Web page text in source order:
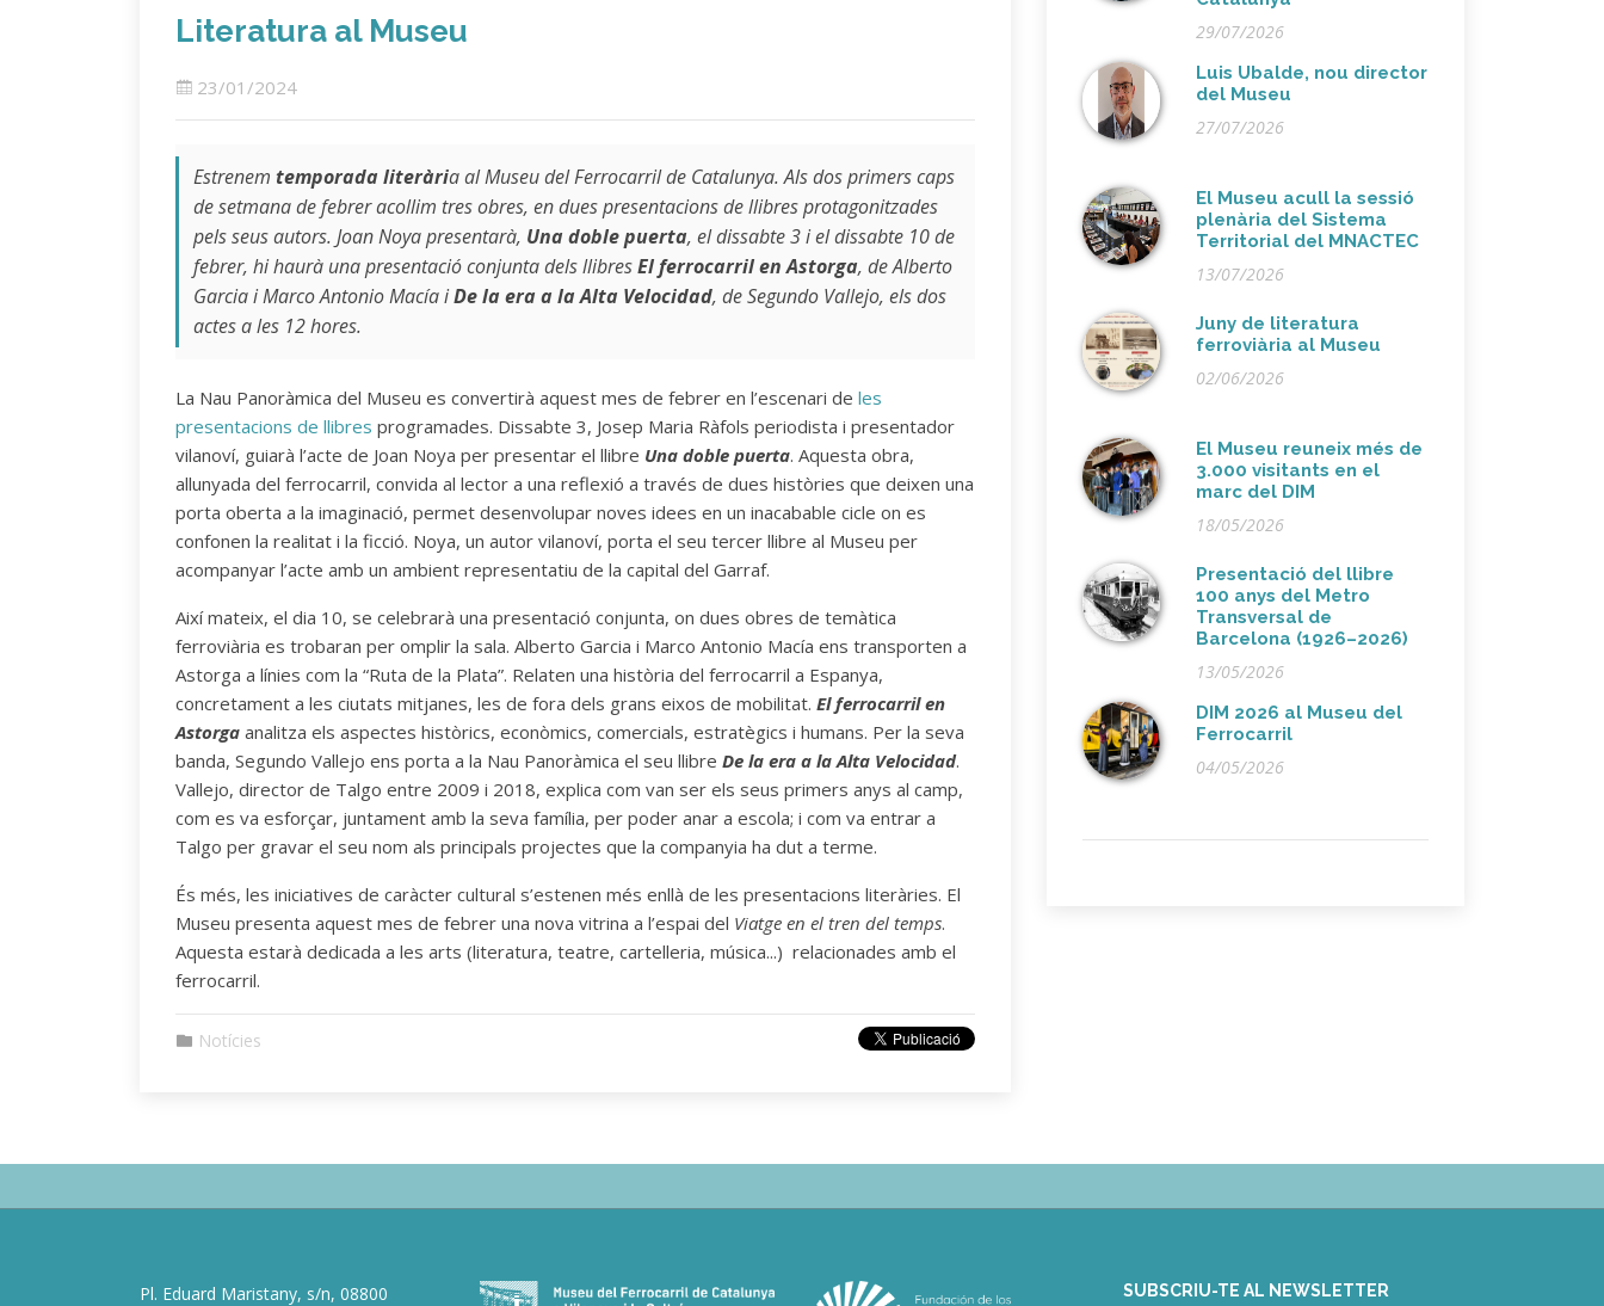
Literatura al Museu
23/01/2024
Estrenem temporada literària al Museu del Ferrocarril de Catalunya. Als dos primers caps
de setmana de febrer acollim tres obres, en dues presentacions de llibres protagonitzades
pels seus autors. Joan Noya presentarà, Una doble puerta, el dissabte 3 i el dissabte 10 de
febrer, hi haurà una presentació conjunta dels llibresEl ferrocarril en Astorga, de Alberto
Garcia i Marco Antonio Macía iDe la era a la Alta Velocidad, de Segundo Vallejo, els dos
actes a les 12 hores.
La Nau Panoràmica del Museu es convertirà aquest mes de febrer en l’escenari de les
presentacions de llibres programades. Dissabte 3, Josep Maria Ràfols periodista i presentador
vilanoví, guiarà l’acte de Joan Noya per presentar el llibre Una doble puerta. Aquesta obra,
allunyada del ferrocarril, convida al lector a una reflexió a través de dues històries que deixen una
porta oberta a la imaginació, permet desenvolupar noves idees en un inacabable cicle on es
confonen la realitat i la ficció. Noya, un autor vilanoví, porta el seu tercer llibre al Museu per
acompanyar l’acte amb un ambient representatiu de la capital del Garraf.
Així mateix, el dia 10, se celebrarà una presentació conjunta, on dues obres de temàtica
ferroviària es trobaran per omplir la sala. Alberto Garcia i Marco Antonio Macía ens transporten a
Astorga a línies com la “Ruta de la Plata”. Relaten una història del ferrocarril a Espanya,
concretament a les ciutats mitjanes, les de fora dels grans eixos de mobilitat. El ferrocarril en
Astorga analitza els aspectes històrics, econòmics, comercials, estratègics i humans. Per la seva
banda, Segundo Vallejo ens porta a la Nau Panoràmica el seu llibre De la era a la Alta Velocidad.
Vallejo, director de Talgo entre 2009 i 2018, explica com van ser els seus primers anys al camp,
com es va esforçar, juntament amb la seva família, per poder anar a escola; i com va entrar a
Talgo per gravar el seu nom als principals projectes que la companyia ha dut a terme.
És més, les iniciatives de caràcter cultural s’estenen més enllà de les presentacions literàries. El
Museu presenta aquest mes de febrer una nova vitrina a l’espai del Viatge en el tren del temps.
Aquesta estarà dedicada a les arts (literatura, teatre, cartelleria, música...) relacionades amb el
ferrocarril.
Notícies
29/07/2026
Luis Ubalde, nou director
del Museu
27/07/2026
El Museu acull la sessió
plenària del Sistema
Territorial del MNACTEC
13/07/2026
Juny de literatura
ferroviària al Museu
02/06/2026
El Museu reuneix més de
3.000 visitants en el
marc del DIM
18/05/2026
Presentació del llibre
100 anys del Metro
Transversal de
Barcelona (1926–2026)
13/05/2026
DIM 2026 al Museu del
Ferrocarril
04/05/2026
Pl. Eduard Maristany, s/n, 08800 deneme SUBSCRIU-TE AL NEWSLETTER